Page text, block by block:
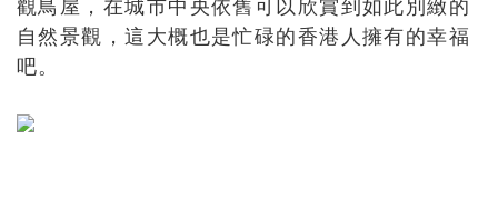
觀鳥屋，在城市中央依舊可以欣賞到如此別緻的
自然景觀，這大概也是忙碌的香港人擁有的幸福
吧。